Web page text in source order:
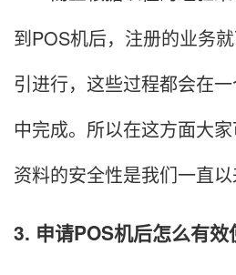
到POS机后，注册的业务
引进行，这些过程都会在
中完成。所以在这方面大家
资料的安全性是我们一直以
3. 申请POS机后怎么有